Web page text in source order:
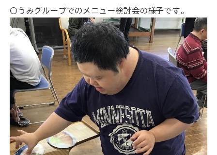
○うみグループでのメニュー検討会の様子です。